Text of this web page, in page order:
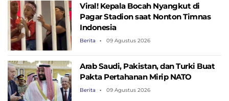
Viral! Kepala Bocah Nyangkut di
Pagar Stadion saat Nonton Timnas
Indonesia
Berita 09 Agustus 2026
Arab Saudi, Pakistan, dan Turki Buat
Pakta Pertahanan Mirip NATO
Berita 09 Agustus 2026